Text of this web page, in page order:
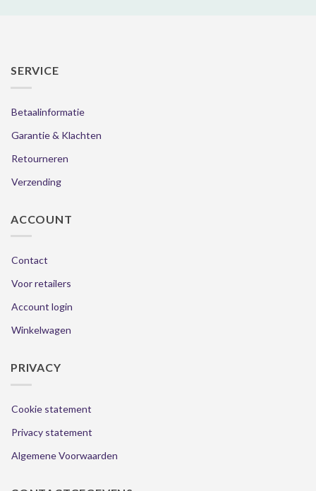
SERVICE
Betaalinformatie
Garantie & Klachten
Retourneren
Verzending
ACCOUNT
Contact
Voor retailers
Account login
Winkelwagen
PRIVACY
Cookie statement
Privacy statement
Algemene Voorwaarden